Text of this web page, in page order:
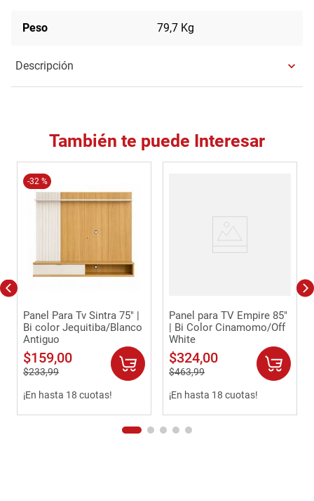
Peso 79,7 Kg
Descripción
También te puede Interesar
-32 %
Panel Para Tv Sintra 75" |
Bi color Jequitiba/Blanco
Antiguo
$159,00
$233,99
¡En hasta 18 cuotas!
Panel para TV Empire 85"
| Bi Color Cinamomo/Off
White
$324,00
$463,99
¡En hasta 18 cuotas!